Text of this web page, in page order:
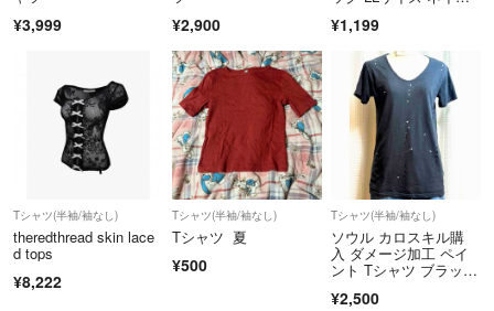
¥3,999 ¥2,900 ¥1,199
Tシャツ(半袖/袖なし)
theredthread skin lace
d tops
¥8,222
Tシャツ(半袖/袖なし)
Tシャツ 夏
¥500
Tシャツ(半袖/袖なし)
ソウル カロスキル購
入 ダメージ加工 ペイ
ント Tシャツ ブラッ
¥2,500